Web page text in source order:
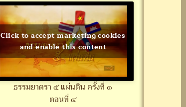
Click to accept marketing cookies
and enable this content
ธรรมยาตรา ๕ แผ่นดิน ครั้งที่ ๑
ตอนที่ ๔